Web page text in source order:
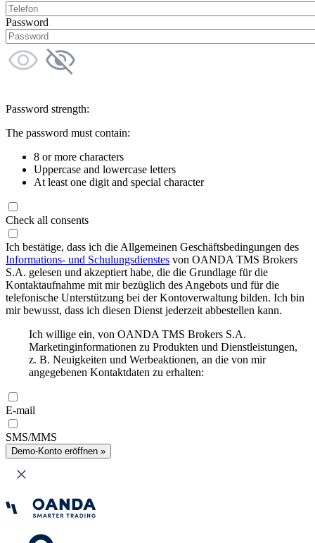
Password
Password strength:
The password must contain:
8 or more characters
Uppercase and lowercase letters
At least one digit and special character
Check all consents
Ich bestätige, dass ich die Allgemeinen Geschäftsbedingungen des
Informations- und Schulungsdienstes von OANDA TMS Brokers
S.A. gelesen und akzeptiert habe, die die Grundlage für die
Kontaktaufnahme mit mir bezüglich des Angebots und für die
telefonische Unterstützung bei der Kontoverwaltung bilden. Ich bin
mir bewusst, dass ich diesen Dienst jederzeit abbestellen kann.
Ich willige ein, von OANDA TMS Brokers S.A.
Marketinginformationen zu Produkten und Dienstleistungen,
z. B. Neuigkeiten und Werbeaktionen, an die von mir
angegebenen Kontaktdaten zu erhalten:
E-mail
SMS/MMS
Demo-Konto eröffnen »